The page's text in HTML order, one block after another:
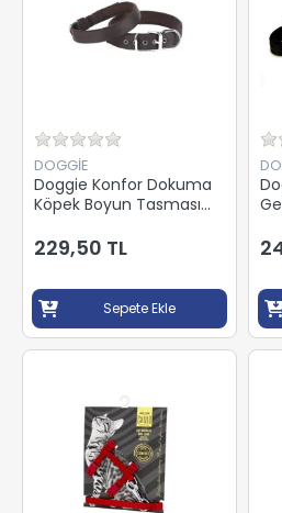
DOGGİE
Doggie Konfor Dokuma
Köpek Boyun Tasması
DSBT2510LBLACK
229,50 TL
Sepete Ekle